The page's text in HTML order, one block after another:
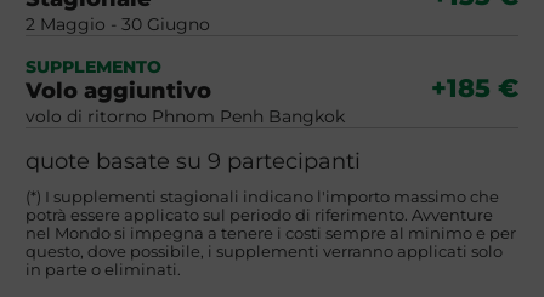
2 Maggio - 30 Giugno
SUPPLEMENTO
Volo aggiuntivo
volo di ritorno Phnom Penh Bangkok
+185 €
quote basate su 9 partecipanti
(*) I supplementi stagionali indicano l'importo massimo che
potrà essere applicato sul periodo di riferimento. Avventure
nel Mondo si impegna a tenere i costi sempre al minimo e per
questo, dove possibile, i supplementi verranno applicati solo
in parte o eliminati.